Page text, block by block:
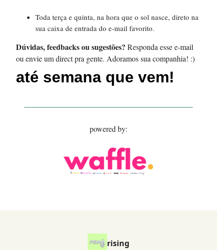
Toda terça e quinta, na hora que o sol nasce, direto na
sua caixa de entrada do e-mail favorito.
Dúvidas, feedbacks ou sugestões? Responda esse e-mail
ou envie um direct pra gente. Adoramos sua companhia! :)
até semana que vem!
powered by:
rising